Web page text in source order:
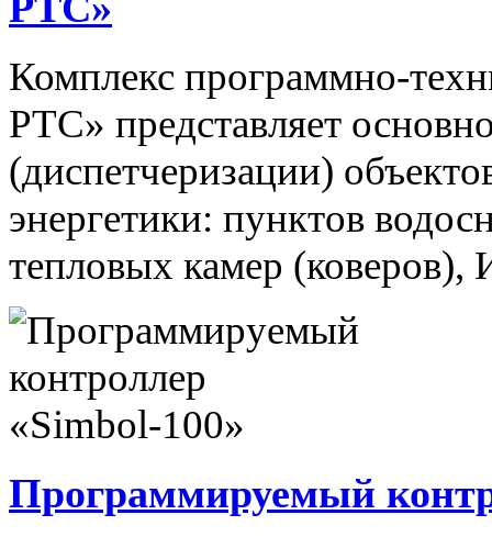
Комплекс программно-
РТС» представляет
(диспетчеризации)
энергетики: пунктов
тепловых камер
Программируемый